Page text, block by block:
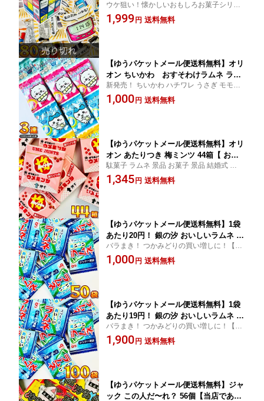
80袋【お菓子 おやつ お試し お菓子 個
包装 ポイント消化 バラまき つかみ取り
ウケ狙い！懐かしいおもしろお菓子シリー
ズ【販促品 お祭り 景品 縁日 駄菓子 ギフト
お菓子 ギフト 】
1,999 円 送料無料
【ゆうパケットメール便送料無料】オリ
オン ちいかわ おすそわけラムネ ラム
ネ味 3連（バラにすると小袋 合計15
袋）【 お祭り イベント お菓子 バラま
新発売！ ちいかわ ハチワレ うさぎ モモン
ガ くりまんじゅう 【販促品 お祭り 景品 縁
日】【 子供 景品 駄菓子 ギフト お菓子 ギフ
1,000 円 送料無料
【ゆうパケットメール便送料無料】オリ
オン あたりつき 梅ミンツ 44箱【 お祭
り イベント お菓子 バラまき 祭事 つか
みどり ラムネ菓子 ポイント消化 お試し
駄菓子 ラムネ 景品 お菓子 景品 結婚式 【販
促品 お祭り 景品 縁日 駄菓子 ギフト お菓子
ギフト】
1,345 円 送料無料
【ゆうパケットメール便送料無料】1袋
あたり20円！ 銀の汐 おいしいラムネ サ
イダー風味 大粒 タイプ 50袋【 お祭り
イベント お菓子 業務用 大量 お試し ポ
バラまき！ つかみどりの買い増しに！【販
促品 お祭り 景品 縁日 駄菓子 ギフト お菓子
ギフト】
1,000 円 送料無料
【ゆうパケットメール便送料無料】1袋
あたり19円！ 銀の汐 おいしいラムネ サ
イダー風味 大粒 タイプ 100袋【 お祭り
イベント お菓子 業務用 大量 お試し ポ
バラまき！ つかみどりの買い増しに！【販
促品 お祭り 景品 縁日 駄菓子 ギフト お菓子
ギフト】
1,900 円 送料無料
【ゆうパケットメール便送料無料】ジャ
ック この人だ〜れ？ 56個【当店であた